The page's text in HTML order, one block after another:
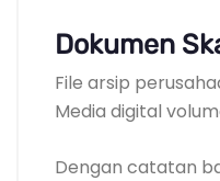
Dokumen
File arsip
Media digital
Dengan catatan